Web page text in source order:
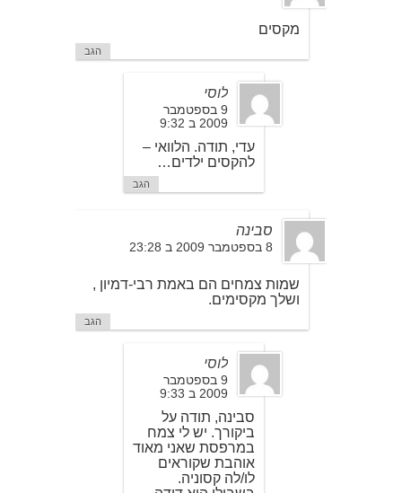
מקסים
הגב
לוסי
9 בספטמבר
2009 ב 9:32
עדי, תודה. הלוואי –
להקסים ילדים…
הגב
סבינה
8 בספטמבר 2009 ב 23:28
שמות צמחים הם באמת רבי-דמיון ,
ושלך מקסימים.
הגב
לוסי
9 בספטמבר
2009 ב 9:33
סבינה, תודה על
ביקורך. יש לי צמח
במרפסת שאני מאוד
אוהבת שקוראים
לו/לה קסוניה.